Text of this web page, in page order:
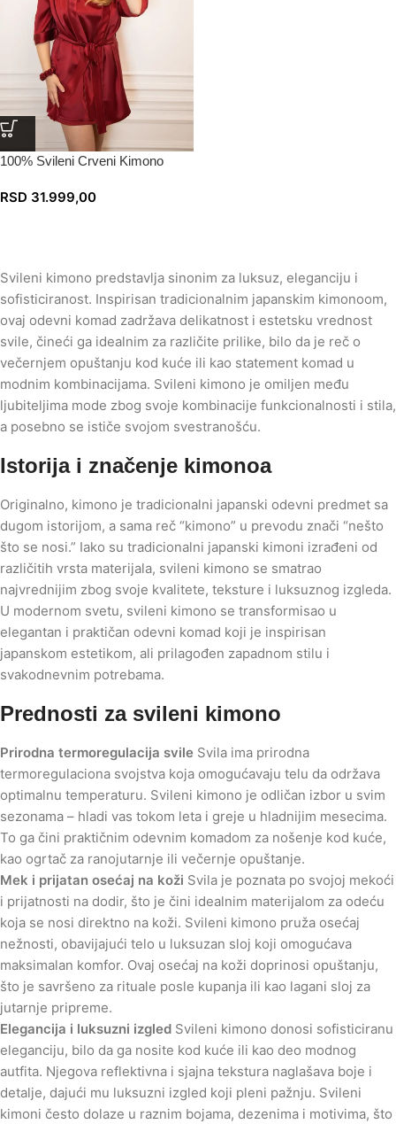
100% Svileni Crveni Kimono
RSD 31.999,00
Svileni kimono predstavlja sinonim za luksuz, eleganciju i
sofisticiranost. Inspirisan tradicionalnim japanskim kimonoom,
ovaj odevni komad zadržava delikatnost i estetsku vrednost
svile, čineći ga idealnim za različite prilike, bilo da je reč o
večernjem opuštanju kod kuće ili kao statement komad u
modnim kombinacijama. Svileni kimono je omiljen među
ljubiteljima mode zbog svoje kombinacije funkcionalnosti i stila,
a posebno se ističe svojom svestranošću.
Istorija i značenje kimonoa
Originalno, kimono je tradicionalni japanski odevni predmet sa
dugom istorijom, a sama reč “kimono” u prevodu znači “nešto
što se nosi.” Iako su tradicionalni japanski kimoni izrađeni od
različitih vrsta materijala, svileni kimono se smatrao
najvrednijim zbog svoje kvalitete, teksture i luksuznog izgleda.
U modernom svetu, svileni kimono se transformisao u
elegantan i praktičan odevni komad koji je inspirisan
japanskom estetikom, ali prilagođen zapadnom stilu i
svakodnevnim potrebama.
Prednosti za svileni kimono
Prirodna termoregulacija svile Svila ima prirodna
termoregulaciona svojstva koja omogućavaju telu da održava
optimalnu temperaturu. Svileni kimono je odličan izbor u svim
sezonama – hladi vas tokom leta i greje u hladnijim mesecima.
To ga čini praktičnim odevnim komadom za nošenje kod kuće,
kao ogrtač za ranojutarnje ili večernje opuštanje.
Mek i prijatan osećaj na koži Svila je poznata po svojoj mekoći
i prijatnosti na dodir, što je čini idealnim materijalom za odeću
koja se nosi direktno na koži. Svileni kimono pruža osećaj
nežnosti, obavijajući telo u luksuzan sloj koji omogućava
maksimalan komfor. Ovaj osećaj na koži doprinosi opuštanju,
što je savršeno za rituale posle kupanja ili kao lagani sloj za
jutarnje pripreme.
Elegancija i luksuzni izgled Svileni kimono donosi sofisticiranu
eleganciju, bilo da ga nosite kod kuće ili kao deo modnog
autfita. Njegova reflektivna i sjajna tekstura naglašava boje i
detalje, dajući mu luksuzni izgled koji pleni pažnju. Svileni
kimoni često dolaze u raznim bojama, dezenima i motivima, što